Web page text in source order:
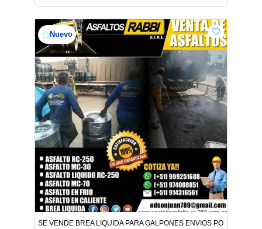
Nuevo
SE VENDE BREA LIQUIDA PARA GALPONES ENVIOS POR